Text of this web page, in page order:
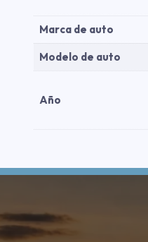
Marca de auto
Modelo de auto
Año